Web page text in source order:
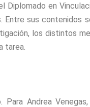
en
Entre sus
los distintos
tarea.
Andrea Venegas,